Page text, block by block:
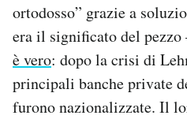
ortodosso” grazie a
era il significato del
è vero: dopo la crisi di
principali banche private
furono nazionalizzate. Il